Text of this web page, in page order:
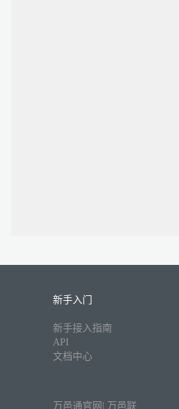
新手入门
新手接入指南
API
文档中心
万邑通官网 万邑联